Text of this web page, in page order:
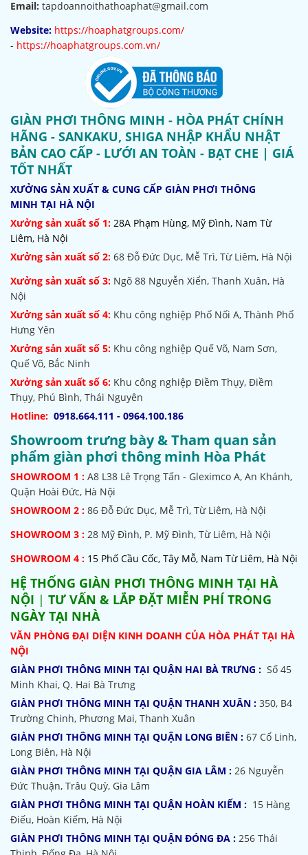
Email: tapdoannoithathoaphat@gmail.com
Website: https://hoaphatgroups.com/
- https://hoaphatgroups.com.vn/
GIÀN PHƠI THÔNG MINH - HÒA PHÁT CHÍNH
HÃNG - SANKAKU, SHIGA NHẬP KHẨU NHẬT
BẢN CAO CẤP - LƯỚI AN TOÀN - BẠT CHE | GIÁ
TỐT NHẤT
XƯỞNG SẢN XUẤT & CUNG CẤP GIÀN PHƠI THÔNG
MINH TẠI HÀ NỘI
Xưởng sản xuất số 1: 28A Phạm Hùng, Mỹ Đình, Nam Từ
Liêm, Hà Nội
Xưởng sản xuất số 2: 68 Đỗ Đức Dục, Mễ Trì, Từ Liêm, Hà Nội
Xưởng sản xuất số 3: Ngõ 88 Nguyễn Xiển, Thanh Xuân, Hà
Nội
Xưởng sản xuất số 4: Khu công nghiệp Phố Nối A, Thành Phố
Hưng Yên
Xưởng sản xuất số 5: Khu công nghiệp Quế Võ, Nam Sơn,
Quế Võ, Bắc Ninh
Xưởng sản xuất số 6: Khu công nghiệp Điềm Thụy, Điềm
Thụy, Phú Bình, Thái Nguyên
Hotline: 0918.664.111 - 0964.100.186
Showroom trưng bày & Tham quan sản
phẩm giàn phơi thông minh Hòa Phát
SHOWROOM 1 : A8 L38 Lê Trọng Tấn - Gleximco A, An Khánh,
Quận Hoài Đức, Hà Nội
SHOWROOM 2 : 86 Đỗ Đức Dục, Mễ Trì, Từ Liêm, Hà Nội
SHOWROOM 3 : 28 Mỹ Đình, P. Mỹ Đình, Từ Liêm, Hà Nội
SHOWROOM 4 : 15 Phố Cầu Cốc, Tây Mỗ, Nam Từ Liêm, Hà Nội
HỆ THỐNG GIÀN PHƠI THÔNG MINH TẠI HÀ
NỘI | TƯ VẤN & LẮP ĐẶT MIỄN PHÍ TRONG
NGÀY TẠI NHÀ
VĂN PHÒNG ĐẠI DIỆN KINH DOANH CỦA HÒA PHÁT TẠI HÀ
NỘI
GIÀN PHƠI THÔNG MINH TẠI QUẬN HAI BÀ TRƯNG : Số 45
Minh Khai, Q. Hai Bà Trưng
GIÀN PHƠI THÔNG MINH TẠI QUẬN THANH XUÂN : 350, B4
Trường Chinh, Phương Mai, Thanh Xuân
GIÀN PHƠI THÔNG MINH TẠI QUẬN LONG BIÊN : 67 Cổ Linh,
Long Biên, Hà Nội
GIÀN PHƠI THÔNG MINH TẠI QUẬN GIA LÂM : 26 Nguyễn
Đức Thuận, Trâu Quỳ, Gia Lâm
GIÀN PHƠI THÔNG MINH TẠI QUẬN HOÀN KIẾM : 15 Hàng
Điếu, Hoàn Kiếm, Hà Nội
GIÀN PHƠI THÔNG MINH TẠI QUẬN ĐÓNG ĐA : 256 Thái